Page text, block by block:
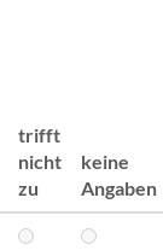
trifft
nicht
zu
keine
Angaben